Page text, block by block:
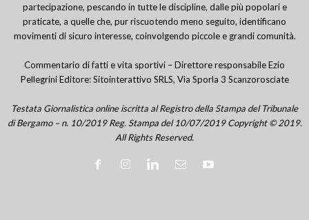
partecipazione, pescando in tutte le discipline, dalle più popolari e
praticate, a quelle che, pur riscuotendo meno seguito, identificano
movimenti di sicuro interesse, coinvolgendo piccole e grandi comunità.
Commentario di fatti e vita sportivi – Direttore responsabile Ezio
Pellegrini Editore: Sitointerattivo SRLS, Via Sporla 3 Scanzorosciate
Testata Giornalistica online iscritta al Registro della Stampa del Tribunale
di Bergamo – n. 10/2019 Reg. Stampa del 10/07/2019 Copyright © 2019.
All Rights Reserved.